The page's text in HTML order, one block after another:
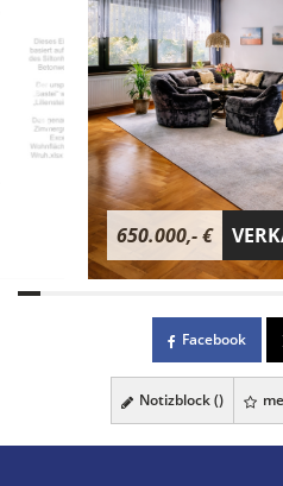
650.000,- €
Facebook
Notizblock ()